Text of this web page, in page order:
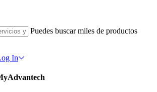
Puedes buscar miles de productos
In